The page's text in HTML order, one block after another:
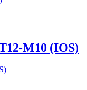
M10 (IOS)